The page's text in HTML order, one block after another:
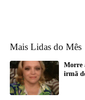
Mais Lidas do Mês
Morre
irmã